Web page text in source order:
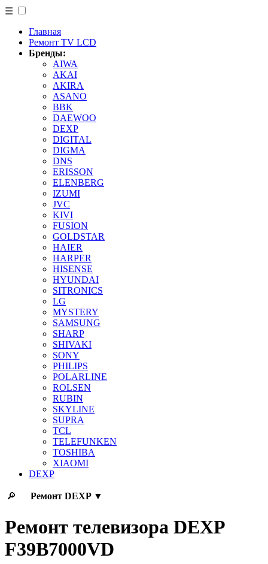
☰
Главная
Ремонт TV LCD
Бренды:
AIWA
AKAI
AKIRA
ASANO
BBK
DAEWOO
DEXP
DIGITAL
DIGMA
DNS
ERISSON
ELENBERG
IZUMI
JVC
KIVI
FUSION
GOLDSTAR
HAIER
HARPER
HISENSE
HYUNDAI
SITRONICS
LG
MYSTERY
SAMSUNG
SHARP
SHIVAKI
SONY
PHILIPS
POLARLINE
ROLSEN
RUBIN
SKYLINE
SUPRA
TCL
TELEFUNKEN
TOSHIBA
XIAOMI
DEXP
🔎 Ремонт DEXP▼
Ремонт телевизора DEXP
F39B7000VD